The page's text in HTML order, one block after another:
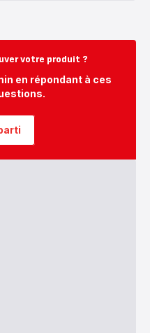
votre produit ?
en répondant à ces